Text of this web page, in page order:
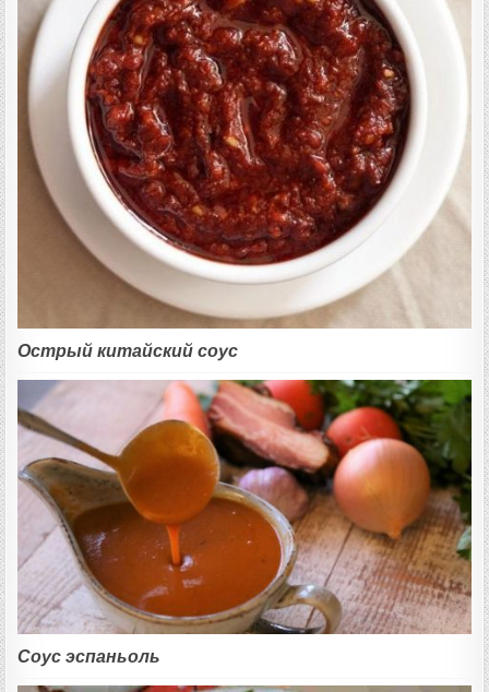
Острый китайский соус
Соус эспаньоль